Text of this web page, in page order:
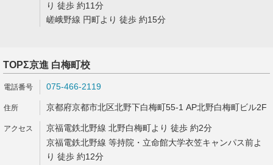
り 徒歩 約11分
嵯峨野線 円町より 徒歩 約15分
TOPΣ京進 白梅町校
075-466-2119
京都府京都市北区北野下白梅町55-1 AP北野白梅町ビル2F
京福電鉄北野線 北野白梅町より 徒歩 約2分
京福電鉄北野線 等持院・立命館大学衣笠キャンパス前よ
り 徒歩 約12分